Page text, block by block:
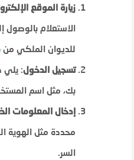
زيارة الموقع
الاستعلام بالوصول
للديوان الملكي من
تسجيل الدخول: يلي
بك، مثل اسم
إدخال المعلومات
محددة مثل الهوية
السر.